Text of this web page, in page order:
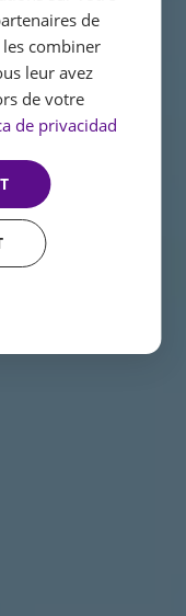
FRENCH
GERMAN
de
combiner
leur avez
de votre
de privacidad